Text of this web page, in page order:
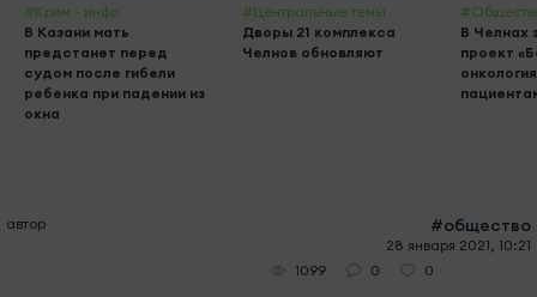
#Крим - инфо
В Казани мать
предстанет перед
судом после гибели
ребенка при падении из
окна
#Центральные темы
Дворы 21 комплекса
Челнов обновляют
В Челнах
проект
автор #общество
28 января 2021, 10:21
1099
0 0